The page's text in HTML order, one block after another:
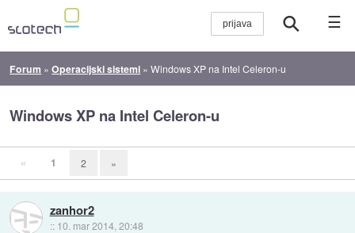
☰
Forum »Operacijski sistemi »Windows XP na Intel Celeron-u
Windows XP na Intel Celeron-u
« 1 2 »
zanhor2
:: 10. mar 2014, 20:48